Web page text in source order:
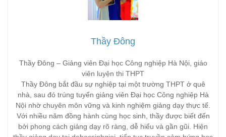
Thầy Đông
Thầy Đông – Giảng viên Đại học Công nghiệp Hà Nội, giáo
viên luyện thi THPT
Thầy Đông bắt đầu sự nghiệp tại một trường THPT ở quê
nhà, sau đó trúng tuyển giảng viên Đại học Công nghiệp Hà
Nội nhờ chuyên môn vững và kinh nghiệm giảng dạy thực tế.
Với nhiều năm đồng hành cùng học sinh, thầy được biết đến
bởi phong cách giảng dạy rõ ràng, dễ hiểu và gần gũi. Hiện